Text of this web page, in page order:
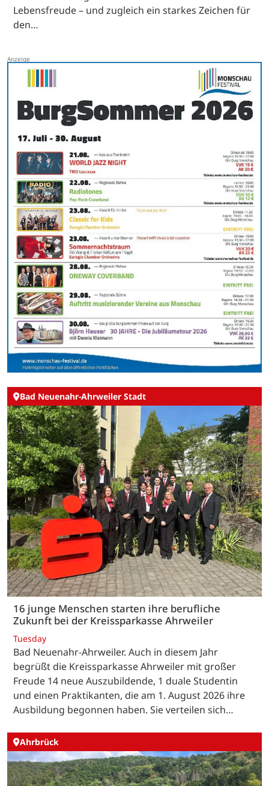
Lebensfreude – und zugleich ein starkes Zeichen für
den…
Bad Neuenahr-Ahrweiler Stadt
16 junge Menschen starten ihre berufliche
Zukunft bei der Kreissparkasse Ahrweiler
Tuesday
Bad Neuenahr-Ahrweiler. Auch in diesem Jahr
begrüßt die Kreissparkasse Ahrweiler mit großer
Freude 14 neue Auszubildende, 1 duale Studentin
und einen Praktikanten, die am 1. August 2026 ihre
Ausbildung begonnen haben. Sie verteilen sich…
Ahrbrück